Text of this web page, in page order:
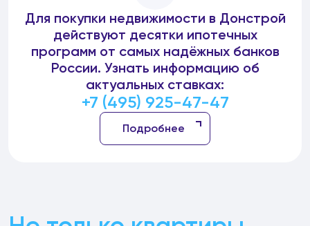
Для покупки недвижимости в Донстрой
действуют десятки ипотечных
программ от самых надёжных банков
России. Узнать информацию об
актуальных ставках:
+7 (495) 925-47-47
Подробнее